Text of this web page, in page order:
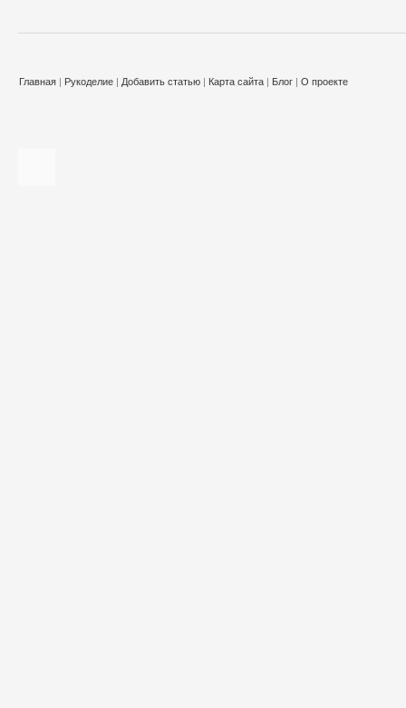
Главная | Рукоделие | Добавить статью | Карта сайта | Блог | О проекте